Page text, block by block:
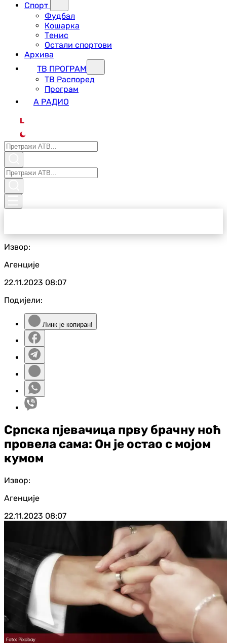
Спорт
Фудбал
Кошарка
Тенис
Остали спортови
Архива
ТВ ПРОГРАМ
ТВ Распоред
Програм
А РАДИО
L
Извор:
Агенције
22.11.2023 08:07
Подијели:
Линк је копиран!
Српска пјевачица прву брачну ноћ
провела сама: Он је остао с мојом
кумом
Извор:
Агенције
22.11.2023 08:07